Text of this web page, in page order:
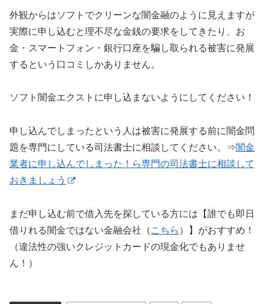
外観からはソフトでクリーンな闇金融のように見えますが
実際に申し込むと理不尽な金銭の要求をしてきたり、お
金・スマートフォン・銀行口座を騙し取られる被害に発展
するという口コミしかありません。
ソフト闇金エクストに申し込まないようにしてください！
申し込んでしまったという人は被害に発展する前に闇金問
題を専門にしている司法書士に相談してください。⇒闇金
業者に申し込んでしまった！ら専門の司法書士に相談して
おきましょう
まだ申し込む前で借入先を探している方には【誰でも即日
借りれる闇金ではない金融会社（ こちら ）】がおすすめ！
（違法性の強いクレジットカードの現金化でもありませ
ん！）